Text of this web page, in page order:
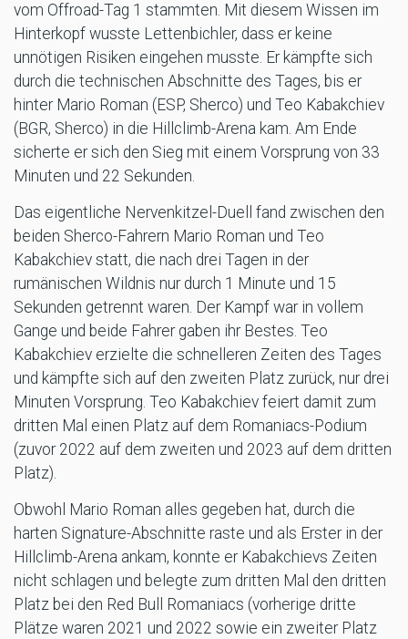
vom Offroad-Tag 1 stammten. Mit diesem Wissen im
Hinterkopf wusste Lettenbichler, dass er keine
unnötigen Risiken eingehen musste. Er kämpfte sich
durch die technischen Abschnitte des Tages, bis er
hinter Mario Roman (ESP, Sherco) und Teo Kabakchiev
(BGR, Sherco) in die Hillclimb-Arena kam. Am Ende
sicherte er sich den Sieg mit einem Vorsprung von 33
Minuten und 22 Sekunden.
Das eigentliche Nervenkitzel-Duell fand zwischen den
beiden Sherco-Fahrern Mario Roman und Teo
Kabakchiev statt, die nach drei Tagen in der
rumänischen Wildnis nur durch 1 Minute und 15
Sekunden getrennt waren. Der Kampf war in vollem
Gange und beide Fahrer gaben ihr Bestes. Teo
Kabakchiev erzielte die schnelleren Zeiten des Tages
und kämpfte sich auf den zweiten Platz zurück, nur drei
Minuten Vorsprung. Teo Kabakchiev feiert damit zum
dritten Mal einen Platz auf dem Romaniacs-Podium
(zuvor 2022 auf dem zweiten und 2023 auf dem dritten
Platz).
Obwohl Mario Roman alles gegeben hat, durch die
harten Signature-Abschnitte raste und als Erster in der
Hillclimb-Arena ankam, konnte er Kabakchievs Zeiten
nicht schlagen und belegte zum dritten Mal den dritten
Platz bei den Red Bull Romaniacs (vorherige dritte
Plätze waren 2021 und 2022 sowie ein zweiter Platz